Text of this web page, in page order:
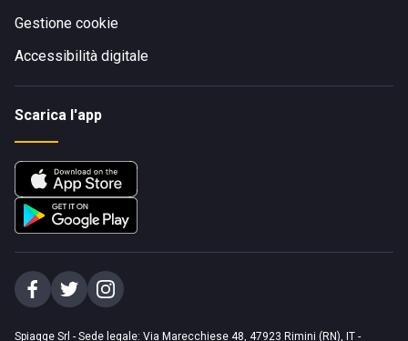
Gestione cookie
Accessibilità digitale
Scarica l'app
Spiagge Srl - Sede legale: Via Marecchiese 48, 47923 Rimini (RN), IT -